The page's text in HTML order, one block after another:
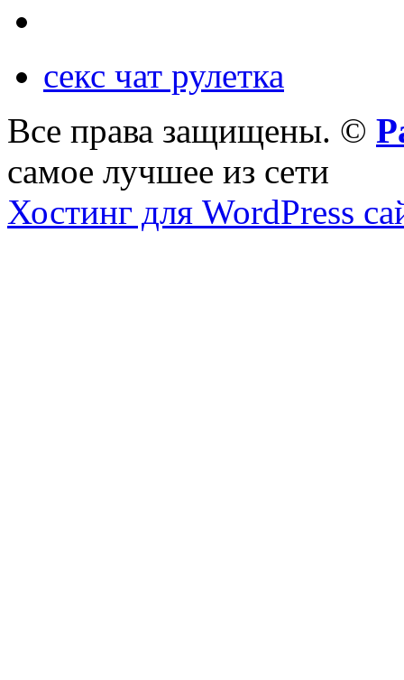
секс чат рулетка
Все права защищены. ©
самое лучшее из сети
Хостинг для WordPress